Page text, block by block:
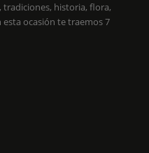
tradiciones, historia, flora,
ocasión te traemos 7